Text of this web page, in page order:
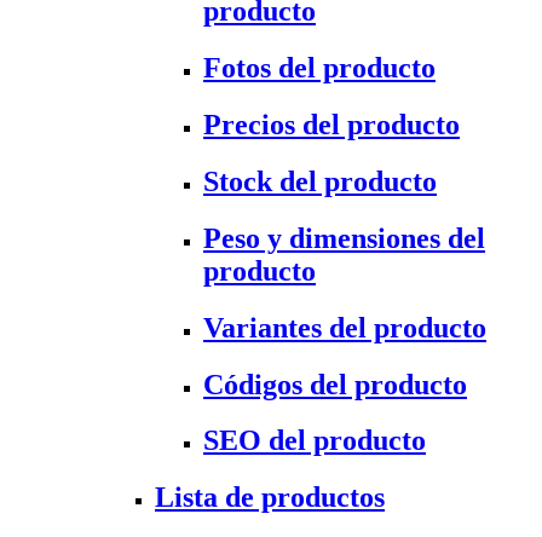
producto
Fotos del producto
Precios del producto
Stock del producto
Peso y dimensiones del
producto
Variantes del producto
Códigos del producto
SEO del producto
Lista de productos